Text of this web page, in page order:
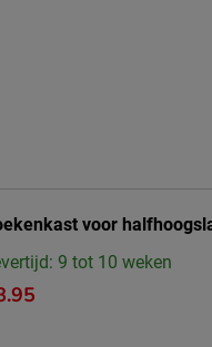
voor
9 tot 10 weken